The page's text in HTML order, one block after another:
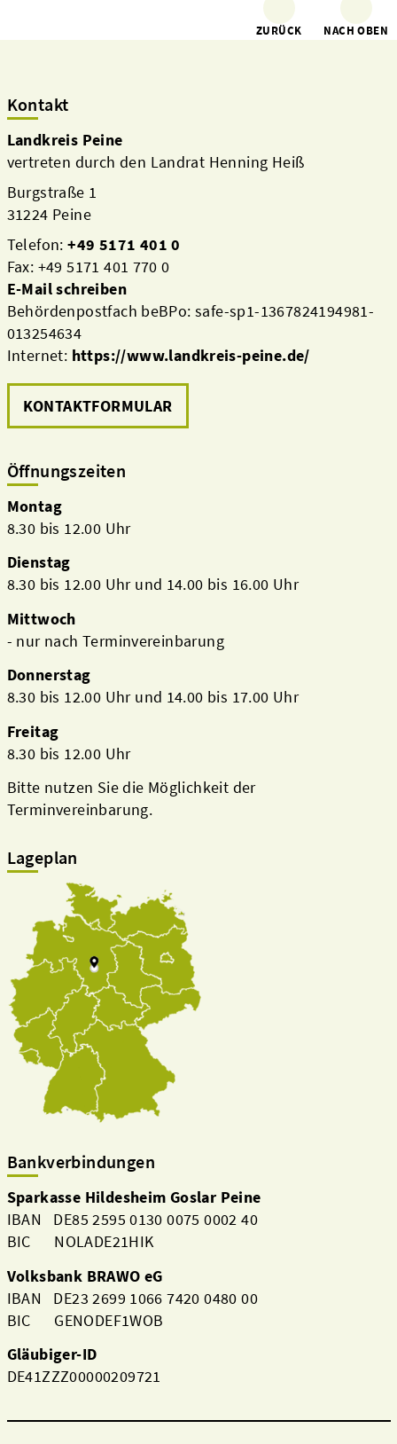
ZURÜCK NACH OBEN
Kontakt
Landkreis Peine
vertreten durch den Landrat Henning Heiß
Burgstraße 1
31224 Peine
Telefon:+49 5171 401 0
Fax: +49 5171 401 770 0
E-Mail schreiben
Behördenpostfach beBPo: safe-sp1-1367824194981-
013254634
Internet: https://www.landkreis-peine.de/
KONTAKTFORMULAR
Öffnungszeiten
Montag
8.30 bis 12.00 Uhr
Dienstag
8.30 bis 12.00 Uhr und 14.00 bis 16.00 Uhr
Mittwoch
- nur nach Terminvereinbarung
Donnerstag
8.30 bis 12.00 Uhr und 14.00 bis 17.00 Uhr
Freitag
8.30 bis 12.00 Uhr
Bitte nutzen Sie die Möglichkeit der
Terminvereinbarung.
Lageplan
Bankverbindungen
Sparkasse Hildesheim Goslar Peine
IBAN DE85 2595 0130 0075 0002 40
BIC NOLADE21HIK
Volksbank BRAWO eG
IBAN DE23 2699 1066 7420 0480 00
BIC GENODEF1WOB
Gläubiger-ID
DE41ZZZ00000209721